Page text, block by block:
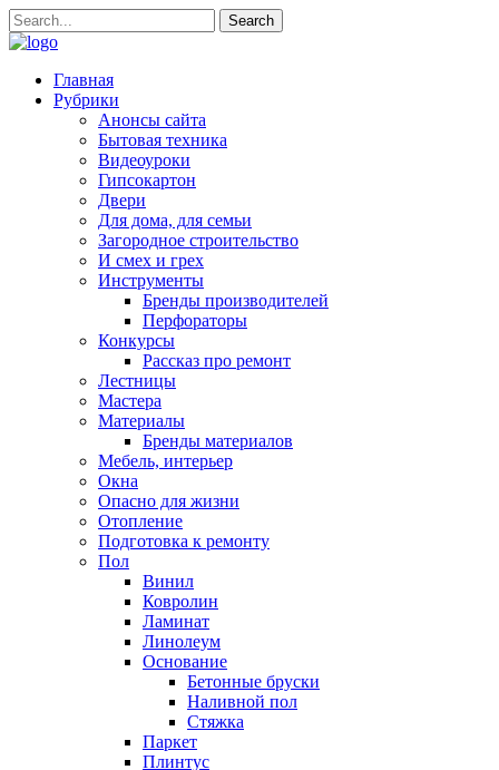
Главная
Рубрики
Анонсы сайта
Бытовая техника
Видеоуроки
Гипсокартон
Двери
Для дома, для семьи
Загородное строительство
И смех и грех
Инструменты
Бренды производителей
Перфораторы
Конкурсы
Рассказ про ремонт
Лестницы
Мастера
Материалы
Бренды материалов
Мебель, интерьер
Окна
Опасно для жизни
Отопление
Подготовка к ремонту
Пол
Винил
Ковролин
Ламинат
Линолеум
Основание
Бетонные бруски
Наливной пол
Стяжка
Паркет
Плинтус